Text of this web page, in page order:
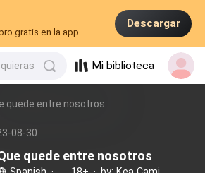
gratis en la app
Descargar
Mi biblioteca
quede entre nosotros
08-30
quede entre nosotros